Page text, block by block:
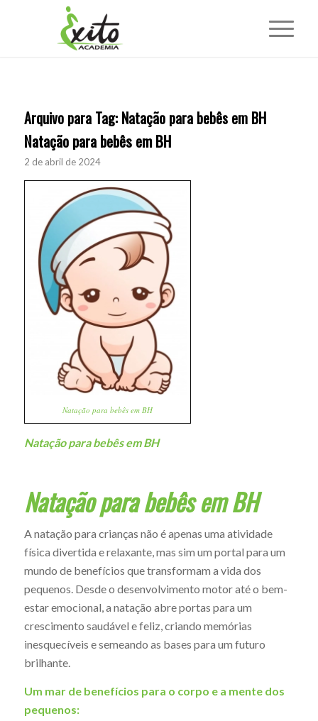
Arquivo para Tag: Natação para bebês em BH
Natação para bebês em BH
2 de abril de 2024
Natação para bebês em BH
Natação para bebês em BH
Natação para bebês em BH
A natação para crianças não é apenas uma atividade
física divertida e relaxante, mas sim um portal para um
mundo de benefícios que transformam a vida dos
pequenos. Desde o desenvolvimento motor até o bem-
estar emocional, a natação abre portas para um
crescimento saudável e feliz, criando memórias
inesquecíveis e semeando as bases para um futuro
brilhante.
Um mar de benefícios para o corpo e a mente dos
pequenos: